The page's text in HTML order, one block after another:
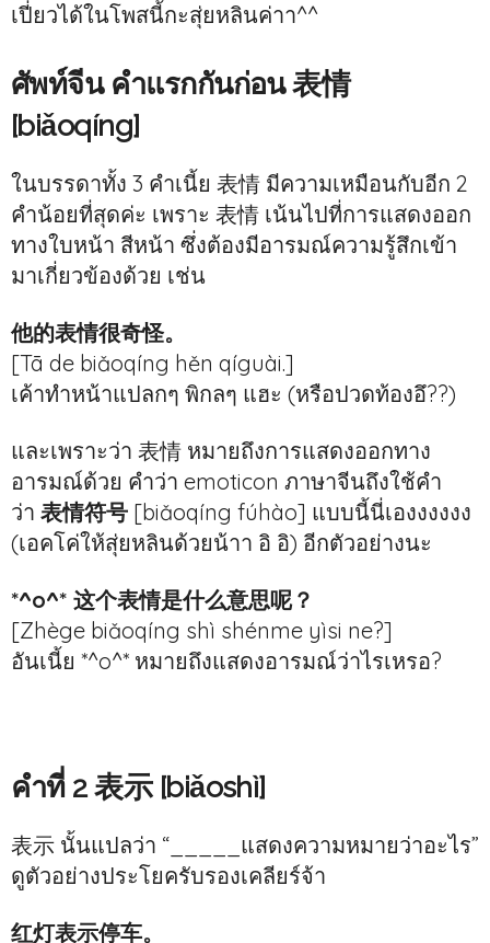
เปี่ยวได้ในโพสนี้กะสุ่ยหลินค่าา^^
ศัพท์จีน คำแรกกันก่อน 表情
[biǎoqíng]
ในบรรดาทั้ง 3 คำเนี้ย 表情 มีความเหมือนกับอีก 2
คำน้อยที่สุดค่ะ เพราะ 表情 เน้นไปที่การแสดงออก
ทางใบหน้า สีหน้า ซึ่งต้องมีอารมณ์ความรู้สึกเข้า
มาเกี่ยวข้องด้วย เช่น
他的表情很奇怪。
[Tā de biǎoqíng hěn qíguài.]
เค้าทำหน้าแปลกๆ พิกลๆ แฮะ (หรือปวดท้องอึ??)
และเพราะว่า 表情 หมายถึงการแสดงออกทาง
อารมณ์ด้วย คำว่า emoticon ภาษาจีนถึงใช้คำ
ว่า 表情符号 [biǎoqíng fúhào] แบบนี้นี่เองงงงงง
(เอคโค่ให้สุ่ยหลินด้วยน้าา อิ อิ) อีกตัวอย่างนะ
*^o^* 这个表情是什么意思呢？
[Zhège biǎoqíng shì shénme yìsi ne?]
อันเนี้ย *^o^* หมายถึงแสดงอารมณ์ว่าไรเหรอ?
คำที่ 2 表示 [biǎoshì]
表示 นั้นแปลว่า “_____แสดงความหมายว่าอะไร”
ดูตัวอย่างประโยครับรองเคลียร์จ้า
红灯表示停车。